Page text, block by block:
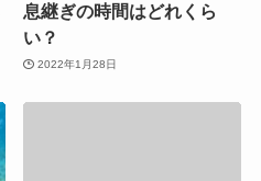
息継ぎの時間はどれくら
い？
2022年1月28日